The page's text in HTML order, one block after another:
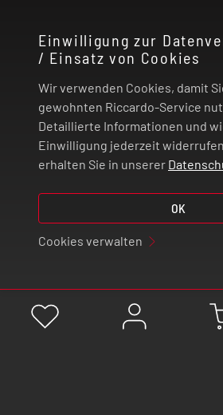
Einwilligung zur
/ Einsatz von Cookies
Wir verwenden Cookies, damit
gewohnten Riccardo-Service
Detaillierte Informationen und
Einwilligung jederzeit
erhalten Sie in unserer
OK
Cookies verwalten
RECHTLICHES
ZAHLUNG UND VERSAND
VERTRAG
© 2026 | Riccardo